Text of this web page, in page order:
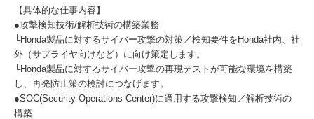
【具体的な仕事内容】
●攻撃検知技術/解析技術の構築業務
└Honda製品に対するサイバー攻撃の対策／検知要件をHonda社内、社
外（サプライヤ向けなど）に向け策定します。
└Honda製品に対するサイバー攻撃の再現テストが可能な環境を構築
し、再発防止策の検討につなげます。
●SOC(Security Operations Center)に適用する攻撃検知／解析技術の
構築